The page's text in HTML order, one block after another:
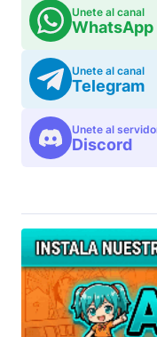
Unete al canal
WhatsApp
Unete al canal
Telegram
Unete al
Discord